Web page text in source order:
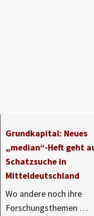
Grundkapital: Neues
„median“-Heft geht
Schatzsuche in
Mitteldeutschland
Wo andere noch ihre
Forschungsthemen …